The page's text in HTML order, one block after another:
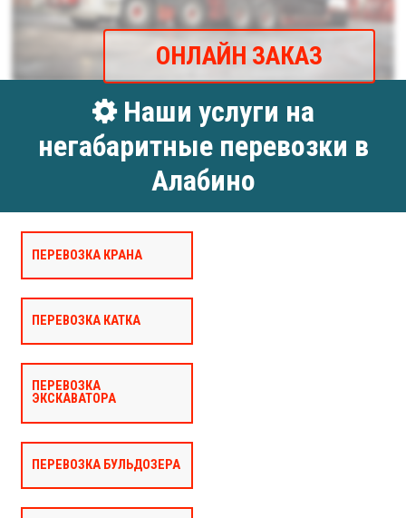
ОНЛАЙН ЗАКАЗ
Наши услуги на
негабаритные перевозки в
Алабино
ПЕРЕВОЗКА КРАНА
ПЕРЕВОЗКА КАТКА
ПЕРЕВОЗКА
ЭКСКАВАТОРА
ПЕРЕВОЗКА БУЛЬДОЗЕРА